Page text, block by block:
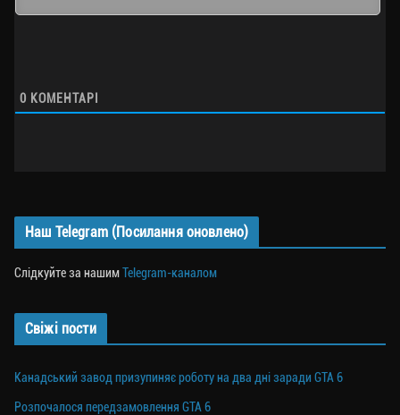
0 КОМЕНТАРІ
Наш Telegram (Посилання оновлено)
Слідкуйте за нашимTelegram-каналом
Свіжі пости
Канадський завод призупиняє роботу на два дні заради GTA 6
Розпочалося передзамовлення GTA 6